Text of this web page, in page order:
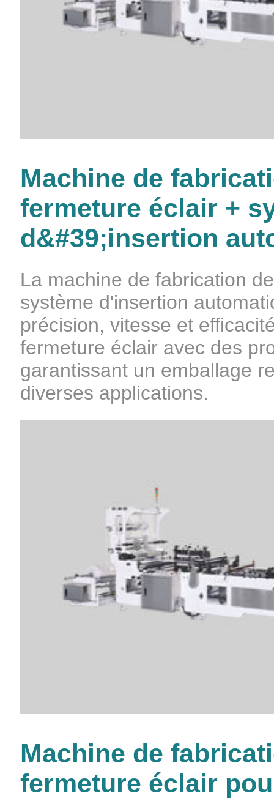
Machine de
fermeture éclair +
d&#39;insertion
La machine de fabrication
système d'insertion
précision, vitesse et
fermeture éclair avec des
garantissant un emballage
diverses applications.
Machine de
fermeture éclair